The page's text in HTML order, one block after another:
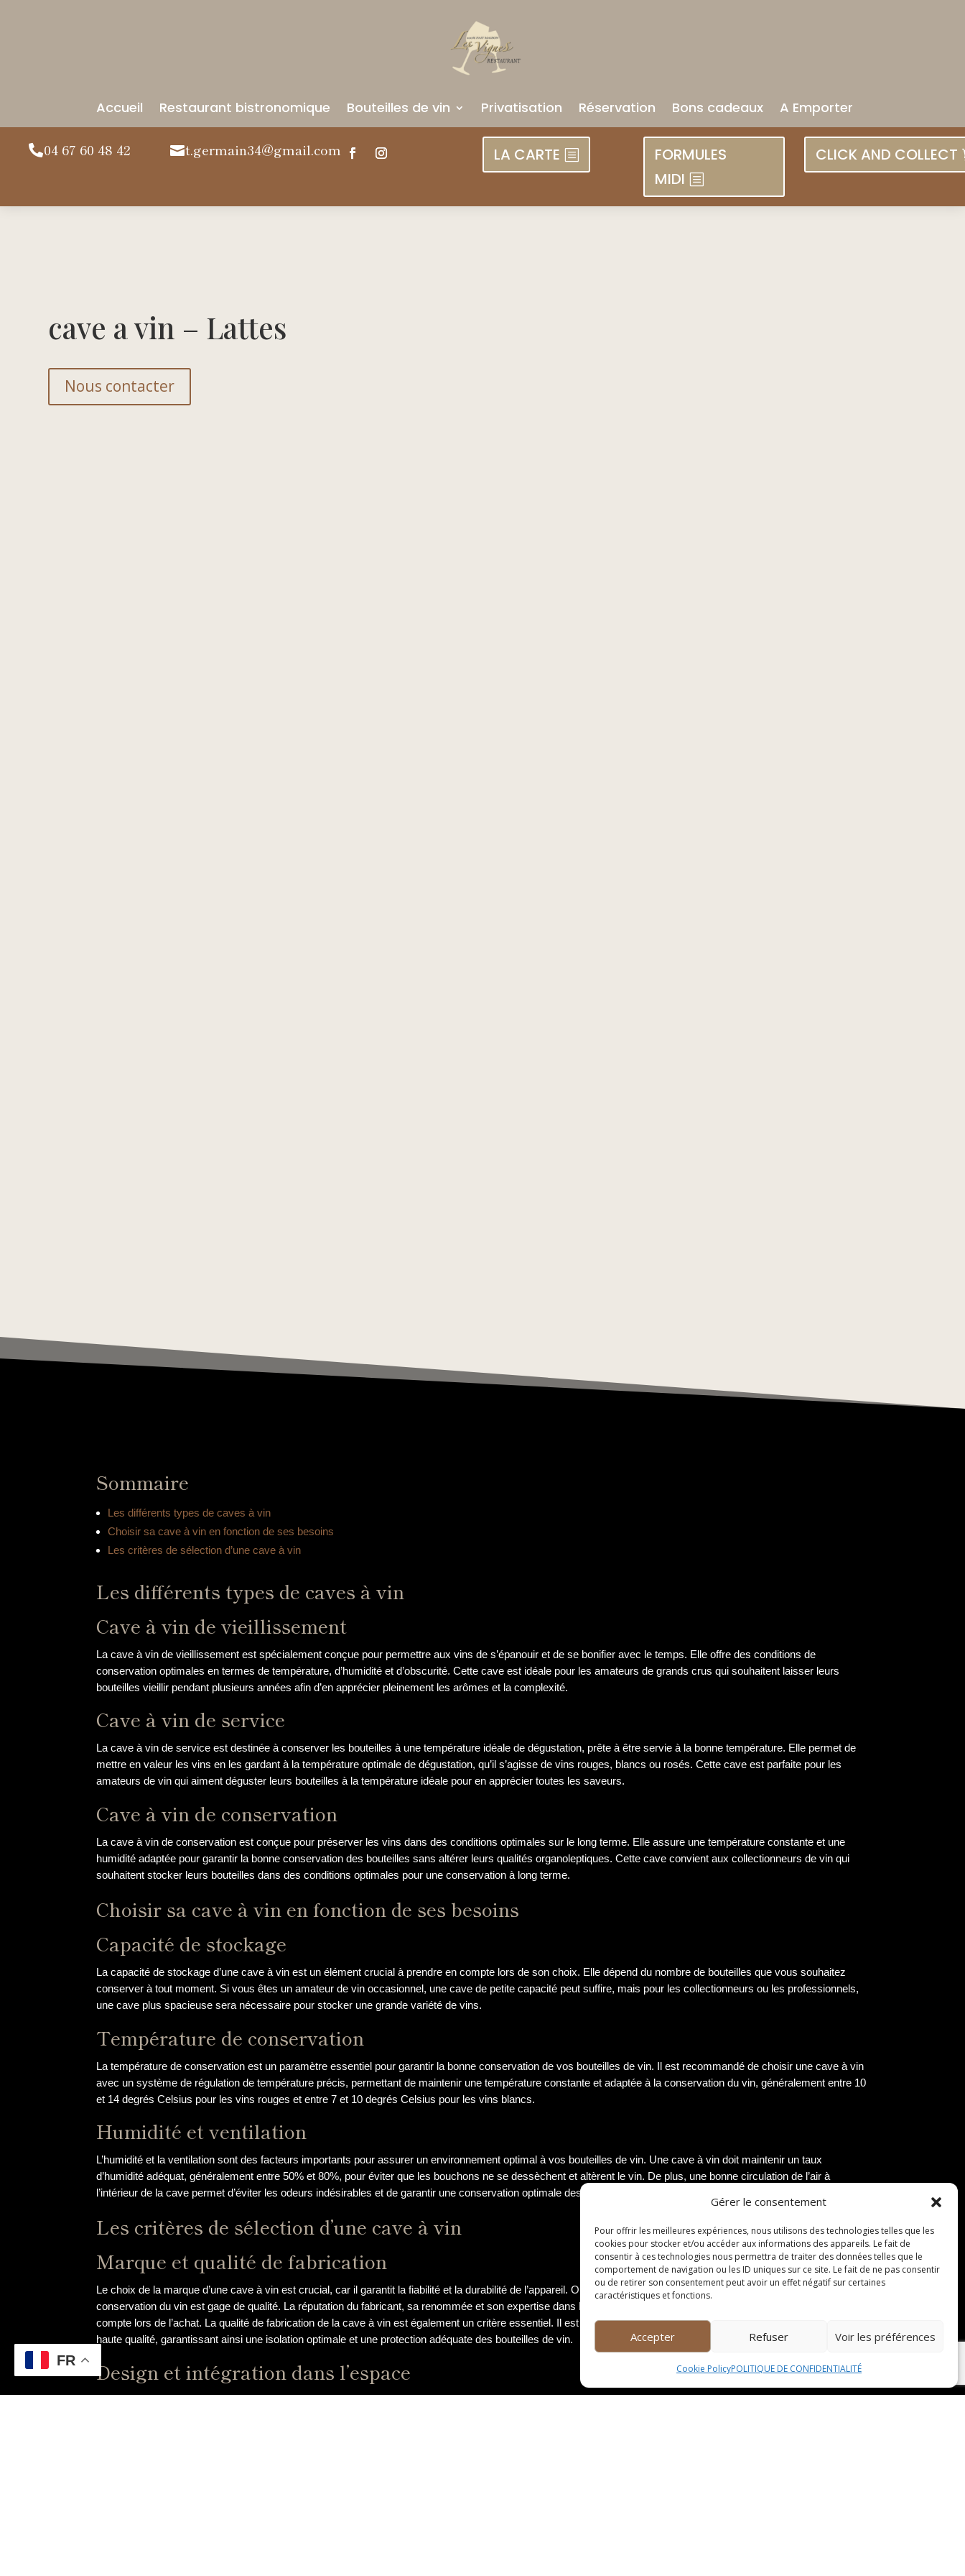
Gérer le consentement
Pour offrir les meilleures expériences, nous utilisons des technologies telles que les
cookies pour stocker et/ou accéder aux informations des appareils. Le fait de
consentir à ces technologies nous permettra de traiter des données telles que le
comportement de navigation ou les ID uniques sur ce site. Le fait de ne pas consentir
ou de retirer son consentement peut avoir un effet négatif sur certaines
caractéristiques et fonctions.
Accepter Refuser Voir les préférences
Cookie PolicyPOLITIQUE DE CONFIDENTIALITÉ
Accueil Restaurant bistronomique Bouteilles de vin Privatisation Réservation Bons cadeaux A Emporter
04 67 60 48 42 t.germain34@gmail.com LA CARTE
FORMULES
MIDI
CLICK AND COLLECT
cave a vin – Lattes
Nous contacter
Sommaire
Les différents types de caves à vin
Choisir sa cave à vin en fonction de ses besoins
Les critères de sélection d’une cave à vin
Les différents types de caves à vin
Cave à vin de vieillissement
La cave à vin de vieillissement est spécialement conçue pour permettre aux vins de s’épanouir et de se bonifier avec le temps. Elle offre des conditions de
conservation optimales en termes de température, d’humidité et d’obscurité. Cette cave est idéale pour les amateurs de grands crus qui souhaitent laisser leurs
bouteilles vieillir pendant plusieurs années afin d’en apprécier pleinement les arômes et la complexité.
Cave à vin de service
La cave à vin de service est destinée à conserver les bouteilles à une température idéale de dégustation, prête à être servie à la bonne température. Elle permet de
mettre en valeur les vins en les gardant à la température optimale de dégustation, qu’il s’agisse de vins rouges, blancs ou rosés. Cette cave est parfaite pour les
amateurs de vin qui aiment déguster leurs bouteilles à la température idéale pour en apprécier toutes les saveurs.
Cave à vin de conservation
La cave à vin de conservation est conçue pour préserver les vins dans des conditions optimales sur le long terme. Elle assure une température constante et une
humidité adaptée pour garantir la bonne conservation des bouteilles sans altérer leurs qualités organoleptiques. Cette cave convient aux collectionneurs de vin qui
souhaitent stocker leurs bouteilles dans des conditions optimales pour une conservation à long terme.
Choisir sa cave à vin en fonction de ses besoins
Capacité de stockage
La capacité de stockage d’une cave à vin est un élément crucial à prendre en compte lors de son choix. Elle dépend du nombre de bouteilles que vous souhaitez
conserver à tout moment. Si vous êtes un amateur de vin occasionnel, une cave de petite capacité peut suffire, mais pour les collectionneurs ou les professionnels,
une cave plus spacieuse sera nécessaire pour stocker une grande variété de vins.
Température de conservation
La température de conservation est un paramètre essentiel pour garantir la bonne conservation de vos bouteilles de vin. Il est recommandé de choisir une cave à vin
avec un système de régulation de température précis, permettant de maintenir une température constante et adaptée à la conservation du vin, généralement entre 10
et 14 degrés Celsius pour les vins rouges et entre 7 et 10 degrés Celsius pour les vins blancs.
Humidité et ventilation
L’humidité et la ventilation sont des facteurs importants pour assurer un environnement optimal à vos bouteilles de vin. Une cave à vin doit maintenir un taux
d’humidité adéquat, généralement entre 50% et 80%, pour éviter que les bouchons ne se dessèchent et altèrent le vin. De plus, une bonne circulation de l’air à
l’intérieur de la cave permet d’éviter les odeurs indésirables et de garantir une conservation optimale des vins.
Les critères de sélection d’une cave à vin
Marque et qualité de fabrication
Le choix de la marque d’une cave à vin est crucial, car il garantit la fiabilité et la durabilité de l’appareil. Opter pour une marque reconnue dans le domaine de la
conservation du vin est gage de qualité. La réputation du fabricant, sa renommée et son expertise dans la conception de caves à vin sont des éléments à prendre en
compte lors de l’achat. La qualité de fabrication de la cave à vin est également un critère essentiel. Il est important de s’assurer que les matériaux utilisés sont de
haute qualité, garantissant ainsi une isolation optimale et une protection adéquate des bouteilles de vin.
Design et intégration dans l’espace
FR